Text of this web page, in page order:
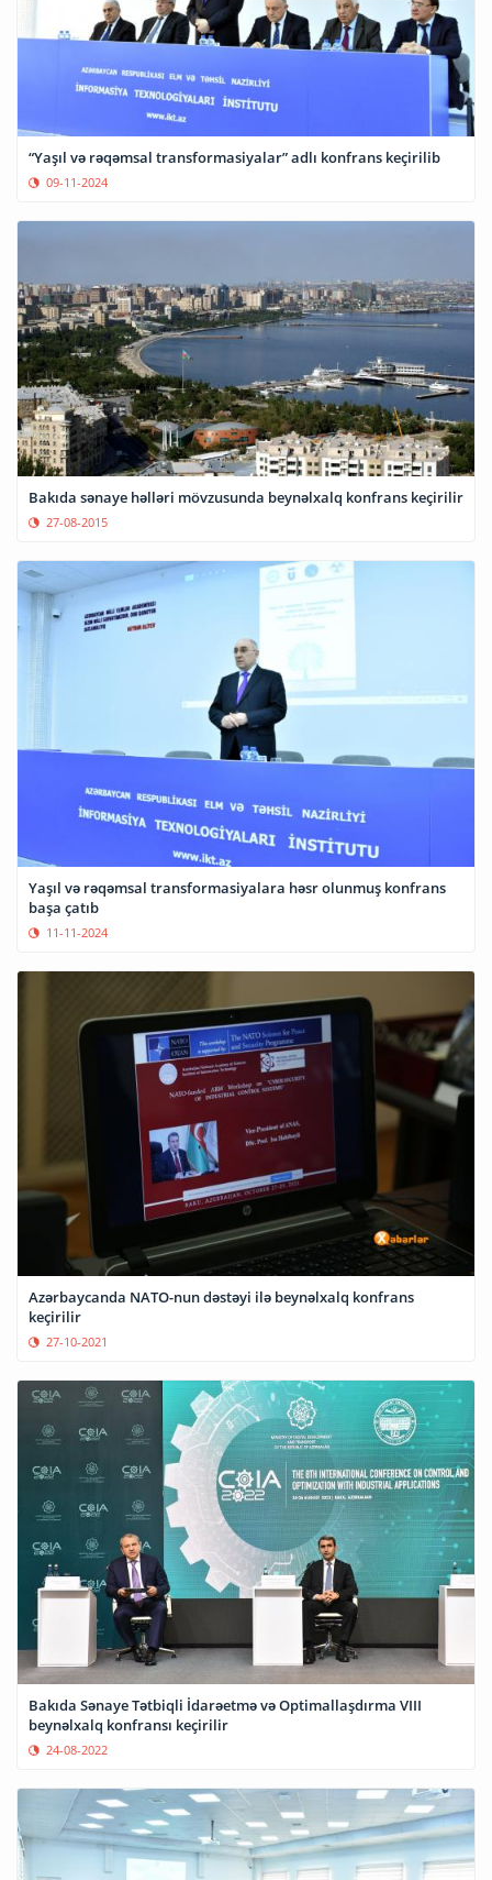
“Yaşıl və rəqəmsal transformasiyalar” adlı konfrans keçirilib
09-11-2024
Bakıda sənaye həlləri mövzusunda beynəlxalq konfrans keçirilir
27-08-2015
Yaşıl və rəqəmsal transformasiyalara həsr olunmuş konfrans
başa çatıb
11-11-2024
Azərbaycanda NATO-nun dəstəyi ilə beynəlxalq konfrans
keçirilir
27-10-2021
Bakıda Sənaye Tətbiqli İdarəetmə və Optimallaşdırma VIII
beynəlxalq konfransı keçirilir
24-08-2022